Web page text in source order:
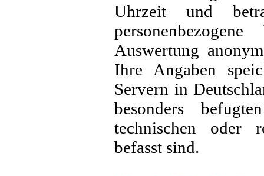
Uhrzeit und
Auswertung
Ihre Angaben
Servern in
besonders
technischen oder
befasst sind.